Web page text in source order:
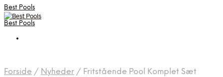
Best Pools
Best Pools
Forside / Nyheder / Fritstående Pool Komplet Sæt